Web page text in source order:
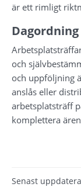
är ett rimligt
Dagordning
och
och uppföljning
anslås eller
arbetsplatsträff
komplettera
Senast